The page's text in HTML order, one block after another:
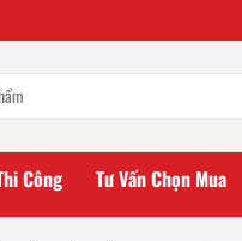
Công Tư Vấn Chọn Mua